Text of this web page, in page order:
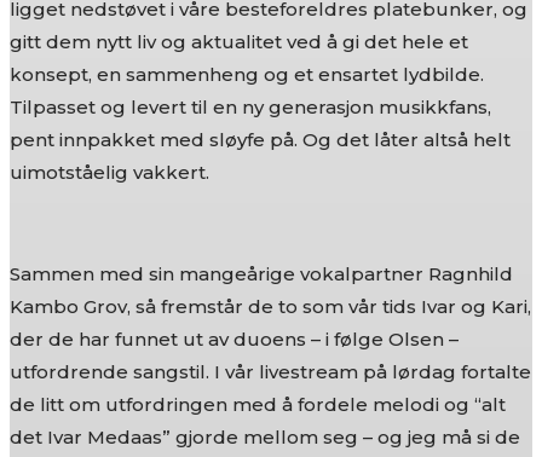
ligget nedstøvet i våre besteforeldres platebunker, og
gitt dem nytt liv og aktualitet ved å gi det hele et
konsept, en sammenheng og et ensartet lydbilde.
Tilpasset og levert til en ny generasjon musikkfans,
pent innpakket med sløyfe på. Og det låter altså helt
uimotståelig vakkert.
Sammen med sin mangeårige vokalpartner Ragnhild
Kambo Grov, så fremstår de to som vår tids Ivar og Kari,
der de har funnet ut av duoens – i følge Olsen –
utfordrende sangstil. I vår livestream på lørdag fortalte
de litt om utfordringen med å fordele melodi og “alt
det Ivar Medaas” gjorde mellom seg – og jeg må si de